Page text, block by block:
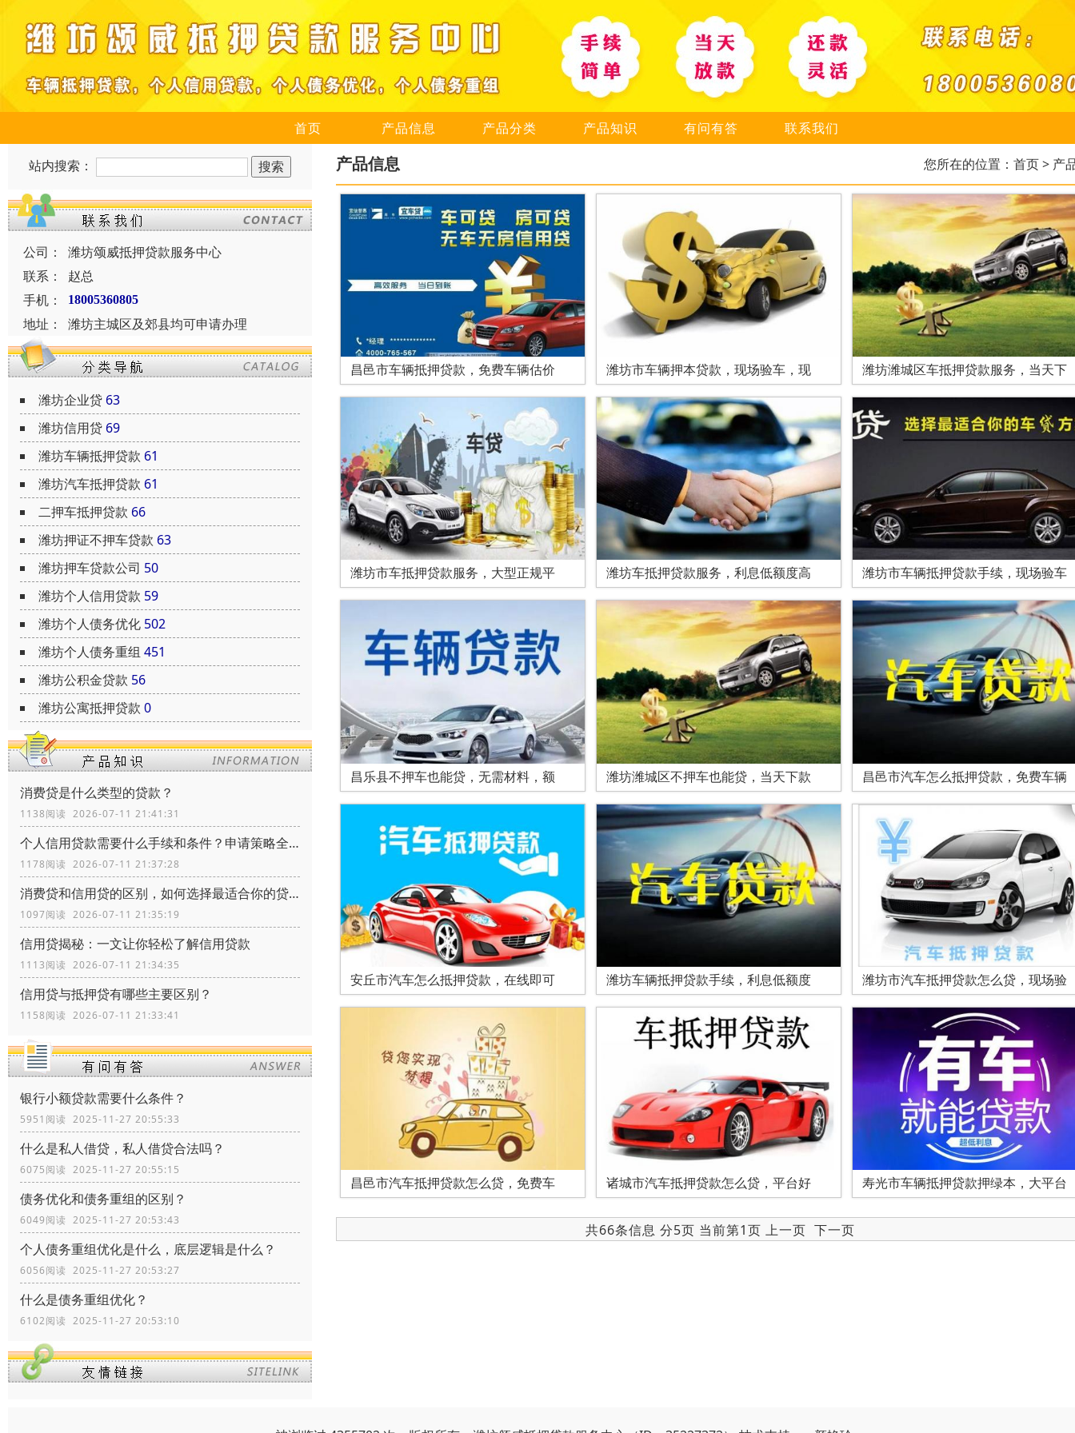
首页 产品信息 产品分类 产品知识 有问有答 联系我们
站内搜索：
公司：
潍坊颂威抵押贷款服务中心
联系：
赵总
手机：
18005360805
地址： 潍坊主城区及郊县均可申请办理
潍坊企业贷 63
潍坊信用贷 69
潍坊车辆抵押贷款 61
潍坊汽车抵押贷款 61
二押车抵押贷款 66
潍坊押证不押车贷款 63
潍坊押车贷款公司 50
潍坊个人信用贷款 59
潍坊个人债务优化 502
潍坊个人债务重组 451
潍坊公积金贷款 56
潍坊公寓抵押贷款 0
消费贷是什么类型的贷款？
1138阅读 2026-07-11 21:41:31
个人信用贷款需要什么手续和条件？申请策略全流程指南
1178阅读 2026-07-11 21:37:28
消费贷和信用贷的区别，如何选择最适合你的贷款方式？
1097阅读 2026-07-11 21:35:19
信用贷揭秘：一文让你轻松了解信用贷款
1113阅读 2026-07-11 21:34:35
信用贷与抵押贷有哪些主要区别？
1158阅读 2026-07-11 21:33:41
银行小额贷款需要什么条件？
5951阅读 2025-11-27 20:55:33
什么是私人借贷，私人借贷合法吗？
6075阅读 2025-11-27 20:55:15
债务优化和债务重组的区别？
6049阅读 2025-11-27 20:53:43
个人债务重组优化是什么，底层逻辑是什么？
6056阅读 2025-11-27 20:53:27
什么是债务重组优化？
6102阅读 2025-11-27 20:53:10
产品信息 您所在的位置： 首页> 产
昌邑市车辆抵押贷款，免费车辆估价 潍坊市车辆押本贷款，现场验车，现 潍坊潍城区车抵押贷款服务，当天下
潍坊市车抵押贷款服务，大型正规平 潍坊车抵押贷款服务，利息低额度高 潍坊市车辆抵押贷款手续，现场验车
昌乐县不押车也能贷，无需材料，额 潍坊潍城区不押车也能贷，当天下款 昌邑市汽车怎么抵押贷款，免费车辆
安丘市汽车怎么抵押贷款，在线即可 潍坊车辆抵押贷款手续，利息低额度 潍坊市汽车抵押贷款怎么贷，现场验
昌邑市汽车抵押贷款怎么贷，免费车 诸城市汽车抵押贷款怎么贷，平台好 寿光市车辆抵押贷款押绿本，大平台
共66条信息 分5页 当前第1页 上一页 下一页